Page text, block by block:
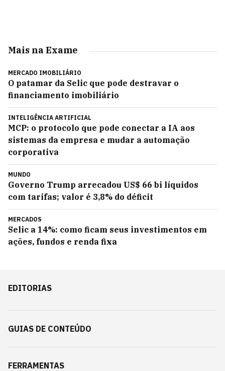
Mais na Exame
MERCADO IMOBILIÁRIO
O patamar da Selic que pode destravar o
financiamento imobiliário
INTELIGÊNCIA ARTIFICIAL
MCP: o protocolo que pode conectar a IA aos
sistemas da empresa e mudar a automação
corporativa
MUNDO
Governo Trump arrecadou US$ 66 bi líquidos
com tarifas; valor é 3,8% do déficit
MERCADOS
Selic a 14%: como ficam seus investimentos em
ações, fundos e renda fixa
EDITORIAS
GUIAS DE CONTEÚDO
FERRAMENTAS